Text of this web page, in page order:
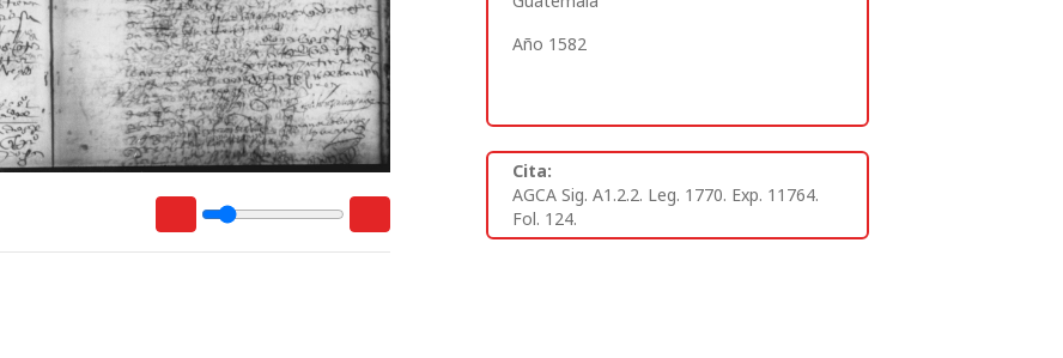
Año 1582
Cita:
AGCA Sig. A1.2.2. Leg. 1770. Exp. 11764.
Fol. 124.